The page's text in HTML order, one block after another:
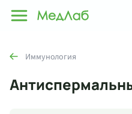
Иммунология